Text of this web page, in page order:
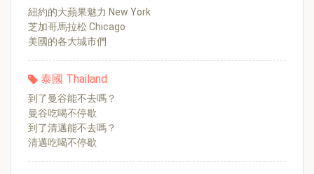
紐約的大蘋果魅力 New York
芝加哥馬拉松 Chicago
美國的各大城市們
泰國 Thailand
到了曼谷能不去嗎？
曼谷吃喝不停歇
到了清邁能不去嗎？
清邁吃喝不停歇